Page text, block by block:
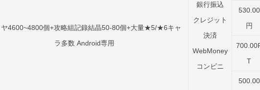
ヤ4600~4800個+攻略組記錄結晶50-80個+大量★5/★6キャ
ラ多数 Android専用
銀行振込
クレジット
決済
WebMoney
コンビニ
530.00
円
T
500.00